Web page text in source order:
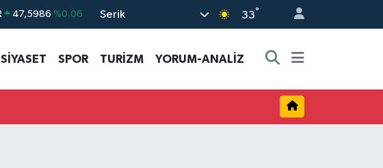
47,5986 %0.06
64,2438 %0.21
6518.23 %0.39
Serik 33°
SİYASET SPOR TURİZM YORUM-ANALİZ